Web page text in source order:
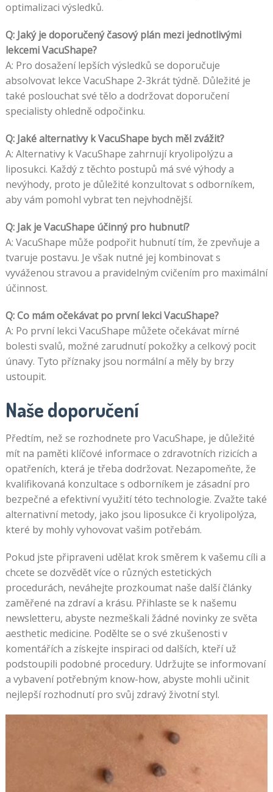
optimalizaci výsledků.
Q: Jaký je doporučený časový plán mezi jednotlivými
lekcemi VacuShape?
A: Pro dosažení lepších výsledků se doporučuje
absolvovat lekce VacuShape 2-3krát týdně. Důležité je
také poslouchat své tělo a dodržovat doporučení
specialisty ohledně odpočinku.
Q: Jaké alternativy k VacuShape bych měl zvážit?
A: Alternativy k VacuShape zahrnují kryolipolýzu a
liposukci. Každý z těchto postupů má své výhody a
nevýhody, proto je důležité konzultovat s odborníkem,
aby vám pomohl vybrat ten nejvhodnější.
Q: Jak je VacuShape účinný pro hubnutí?
A: VacuShape může podpořit hubnutí tím, že zpevňuje a
tvaruje postavu. Je však nutné jej kombinovat s
vyváženou stravou a pravidelným cvičením pro maximální
účinnost.
Q: Co mám očekávat po první lekci VacuShape?
A: Po první lekci VacuShape můžete očekávat mírné
bolesti svalů, možné zarudnutí pokožky a celkový pocit
únavy. Tyto příznaky jsou normální a měly by brzy
ustoupit.
Naše doporučení
Předtím, než se rozhodnete pro VacuShape, je důležité
mít na paměti klíčové informace o zdravotních rizicích a
opatřeních, která je třeba dodržovat. Nezapomeňte, že
kvalifikovaná konzultace s odborníkem je zásadní pro
bezpečné a efektivní využití této technologie. Zvažte také
alternativní metody, jako jsou liposukce či kryolipolýza,
které by mohly vyhovovat vašim potřebám.
Pokud jste připraveni udělat krok směrem k vašemu cíli a
chcete se dozvědět více o různých estetických
procedurách, neváhejte prozkoumat naše další články
zaměřené na zdraví a krásu. Přihlaste se k našemu
newsletteru, abyste nezmeškali žádné novinky ze světa
aesthetic medicine. Podělte se o své zkušenosti v
komentářích a získejte inspiraci od dalších, kteří už
podstoupili podobné procedury. Udržujte se informovaní
a vybavení potřebným know-how, abyste mohli učinit
nejlepší rozhodnutí pro svůj zdravý životní styl.